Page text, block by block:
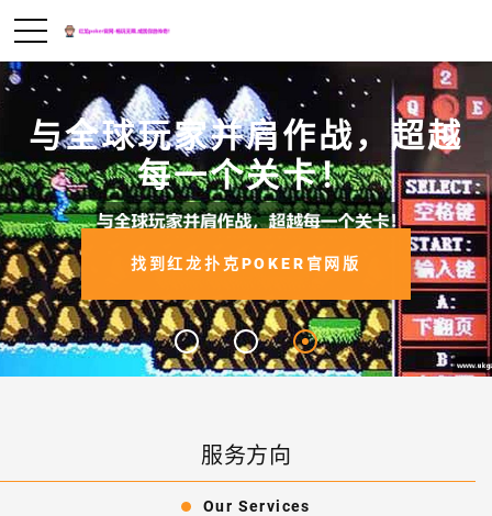
与全球玩家并肩作战，超越
每一个关卡！
找到红龙扑克POKER官网版
服务方向
Our Services